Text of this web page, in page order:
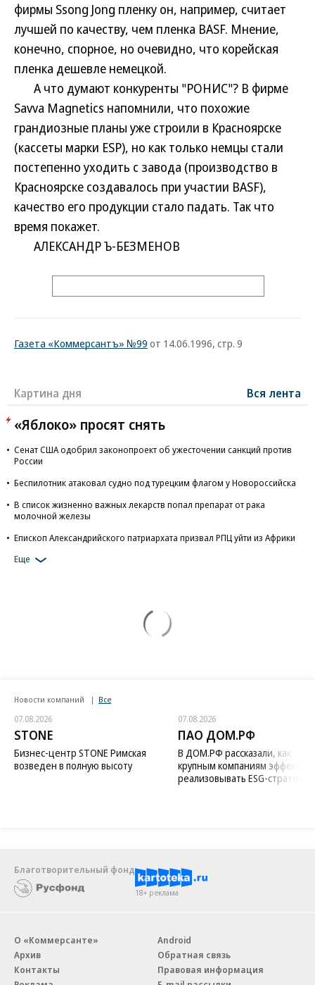
фирмы Ssong Jong пленку он, например, считает
лучшей по качеству, чем пленка BASF. Мнение,
конечно, спорное, но очевидно, что корейская
пленка дешевле немецкой.
А что думают конкуренты "РОНИС"? В фирме
Savva Magnetics напомнили, что похожие
грандиозные планы уже строили в Красноярске
(кассеты марки ESP), но как только немцы стали
постепенно уходить с завода (производство в
Красноярске создавалось при участии BASF),
качество его продукции стало падать. Так что
время покажет.
АЛЕКСАНДР Ъ-БЕЗМЕНОВ
Газета «Коммерсантъ» №99 от 14.06.1996, стр. 9
Картина дня Вся лента
«Яблоко» просят снять
Сенат США одобрил законопроект об ужесточении санкций против
России
Беспилотник атаковал судно под турецким флагом у Новороссийска
В список жизненно важных лекарств попал препарат от рака
молочной железы
Епископ Александрийского патриархата призвал РПЦ уйти из Африки
Еще
Новости компаний Все
07.08.2026
STONE
Бизнес-центр STONE Римская
возведен в полную высоту
07.08.2026
ПАО ДОМ.РФ
В ДОМ.РФ рассказали, как
крупным компаниям
реализовывать ESG-стратегию
Благотворительный фонд
18+ реклама
О «Коммерсанте»
Архив
Контакты
Android
Обратная связь
Правовая информация